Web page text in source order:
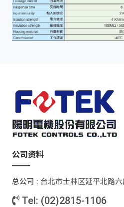
公司资料
总公司 : 台北巿士林区延平北路
Tel: (02)2815-1106